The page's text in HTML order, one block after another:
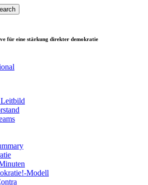
für eine stärkung direkter demokratie
Modell